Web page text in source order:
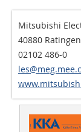
Mitsubishi
40880 Ratingen
02102 486-0